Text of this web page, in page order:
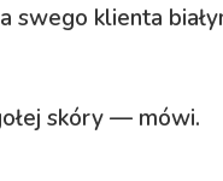
swego klienta
skóry — mówi.